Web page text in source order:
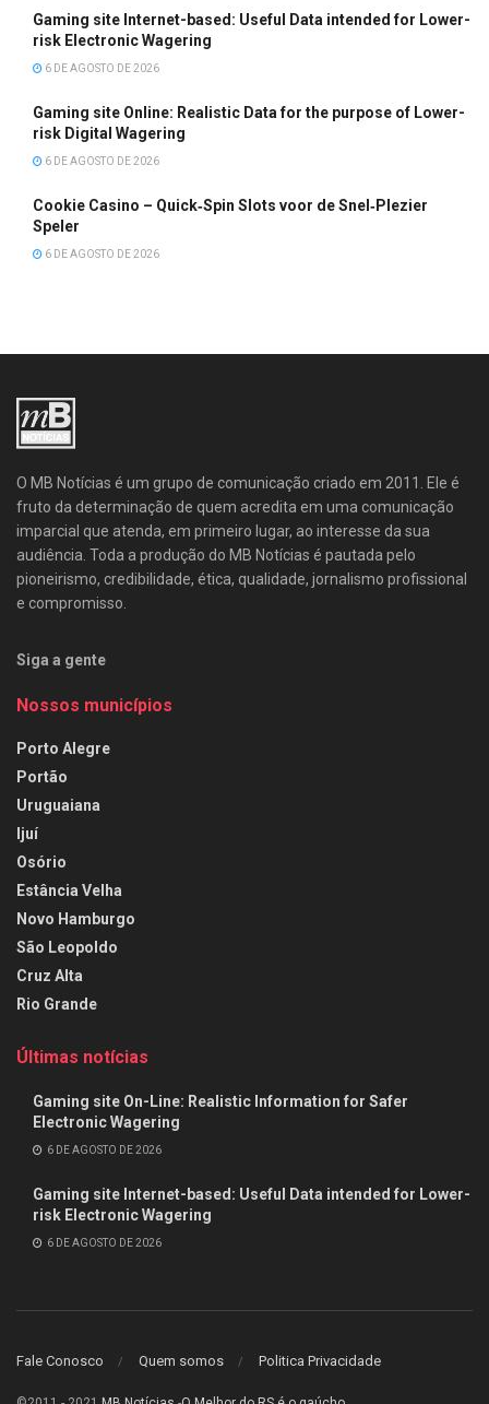
Gaming site Internet-based: Useful Data intended for Lower-
risk Electronic Wagering
6 DE AGOSTO DE 2026
Gaming site Online: Realistic Data for the purpose of Lower-
risk Digital Wagering
6 DE AGOSTO DE 2026
Cookie Casino – Quick‑Spin Slots voor de Snel‑Plezier
Speler
6 DE AGOSTO DE 2026
O MB Notícias é um grupo de comunicação criado em 2011. Ele é
fruto da determinação de quem acredita em uma comunicação
imparcial que atenda, em primeiro lugar, ao interesse da sua
audiência. Toda a produção do MB Notícias é pautada pelo
pioneirismo, credibilidade, ética, qualidade, jornalismo profissional
e compromisso.
Siga a gente
Nossos municípios
Porto Alegre
Portão
Uruguaiana
Ijuí
Osório
Estância Velha
Novo Hamburgo
São Leopoldo
Cruz Alta
Rio Grande
Últimas notícias
Gaming site On-Line: Realistic Information for Safer
Electronic Wagering
6 DE AGOSTO DE 2026
Gaming site Internet-based: Useful Data intended for Lower-
risk Electronic Wagering
6 DE AGOSTO DE 2026
Fale Conosco Quem somos Politica Privacidade